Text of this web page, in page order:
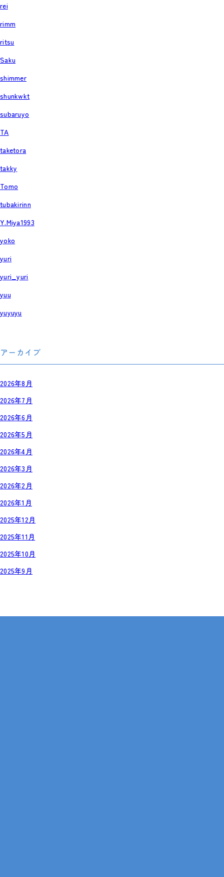
rei
rimm
ritsu
Saku
shimmer
shunkwkt
subaruyo
TA
taketora
takky
Tomo
tubakirinn
Y.Miya1993
yoko
yuri
yuri_yuri
yuu
yuyuyu
アーカイブ
2026年8月
2026年7月
2026年6月
2026年5月
2026年4月
2026年3月
2026年2月
2026年1月
2025年12月
2025年11月
2025年10月
2025年9月